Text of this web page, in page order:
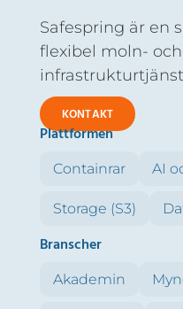
Safespring är en
flexibel moln-
KONTAKT
Plattformen
Containrar AI
Storage (S3)
Branscher
Akademin